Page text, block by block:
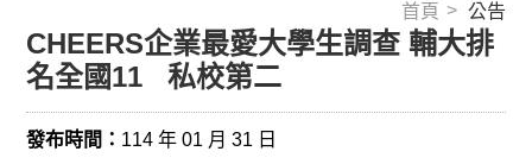
首頁 公告
CHEERS企業最愛大學生調查 輔大排
名全國11 ​ ​ 私校第二
發布時間： 114 年 01 月 31 日